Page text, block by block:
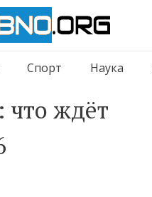
Спорт Наука
что ждёт